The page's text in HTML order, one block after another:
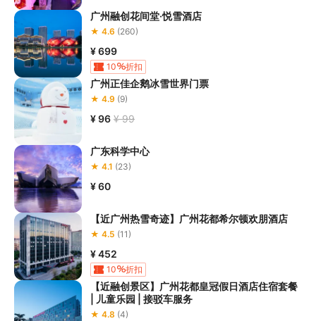
①乘坐广州地铁3号线，到达【机场北站】，步行约5分钟
换乘广州东环城际（花都站方向），搭乘两站至【花城街】
D口前往广州融创文旅城。
②乘坐广州地铁9号线，到达【广州北站】，步行约5分钟
换乘广州东环城际（机场北站方向），搭乘一站至【花城
街】D口前往广州融创文旅城。
2、公交出行
乘坐公交车的游客，可选择以下出行方案：
①乘坐花76A、花6、花19、花19直达短线、花76A直达短
线等公交线路，在【融创文旅城】公交总站下车，到站后乘
坐免费接驳车前往各园区游玩。
②乘坐花75A、花8，途经【融创乐园】站下车。
③乘坐机场快线9号线，途经【广州融创万达嘉华酒店】站
或【广州融创堇山酒店】站后，步行至各园区游玩。
3、飞机-白云国际机场
乘坐飞机的游客，到达【白云国际机场】后，可选择以下换
乘方案：
①步行至广州地铁3号线【机场北】站，步行约5分钟换乘
广州东环城际（广州北站方向），搭乘两站至【花城街】D
口前往广州融创文旅城。
广州融创花间堂·悦雪酒店
★ 4.6 (260)
¥ 699
10 折扣
广州正佳企鹅冰雪世界门票
★ 4.9 (9)
¥ 96 ¥ 99
广东科学中心
★ 4.1 (23)
¥ 60
【近广州热雪奇迹】广州花都希尔顿欢朋酒店
★ 4.5 (11)
¥ 452
10 折扣
【近融创景区】广州花都皇冠假日酒店住宿套餐
| 儿童乐园 | 接驳车服务
★ 4.8 (4)